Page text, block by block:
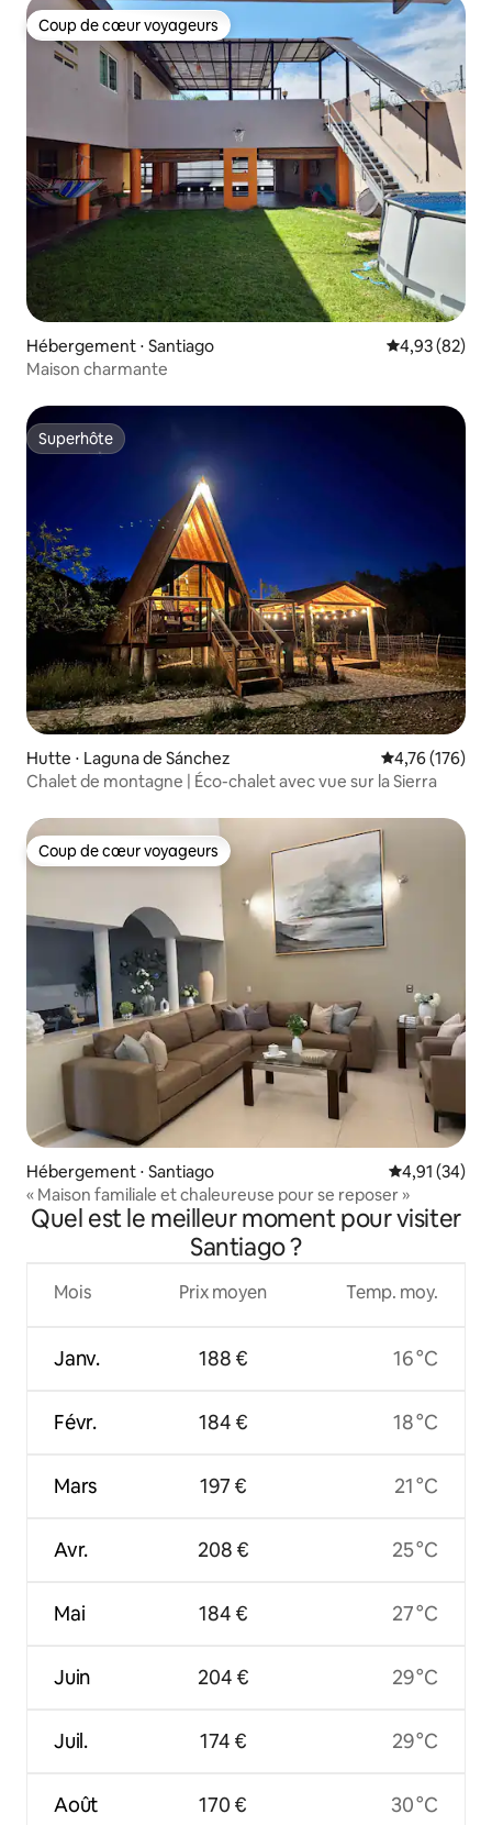
Coup de cœur voyageurs
Coup de cœur voyageurs
Hébergement ⋅ Santiago Évaluation
4,93 (82)
Maison charmante
Superhôte
Superhôte
Hutte ⋅ Laguna de Sánchez Évaluation
4,76 (176)
Chalet de montagne | Éco-chalet avec vue sur la Sierra
Coup de cœur voyageurs
Coup de cœur voyageurs
Hébergement ⋅ Santiago Évaluation
4,91 (34)
« Maison familiale et chaleureuse pour se reposer »
Quel est le meilleur moment pour visiter
Santiago ?
Mois
Janv.
Févr.
Mars
Avr.
Mai
Juin
Juil.
Août
Prix moyen
188 €
184 €
197 €
208 €
184 €
204 €
174 €
170 €
Temp. moy.
16 °C
18 °C
21 °C
25 °C
27 °C
29 °C
29 °C
30 °C